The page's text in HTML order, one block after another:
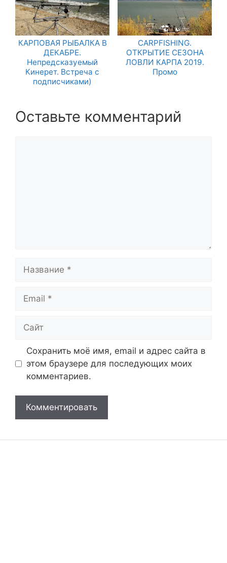
КАРПОВАЯ РЫБАЛКА В
ДЕКАБРЕ.
Непредсказуемый
Кинерет. Встреча с
подписчиками)
CARPFISHING.
ОТКРЫТИЕ СЕЗОНА
ЛОВЛИ КАРПА 2019.
Промо
Оставьте комментарий
Сохранить моё имя, email и адрес сайта в
этом браузере для последующих моих
комментариев.